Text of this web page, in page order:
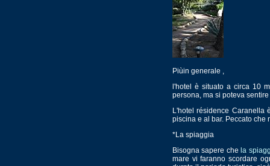
Piùin generale ,
l'hotel è situato a circa 10
persona, ma si poteva
L'hotel résidence Caranella
piscina e al bar. Peccato che
*La spiaggia
Bisogna sapere che la
mare vi faranno scordare